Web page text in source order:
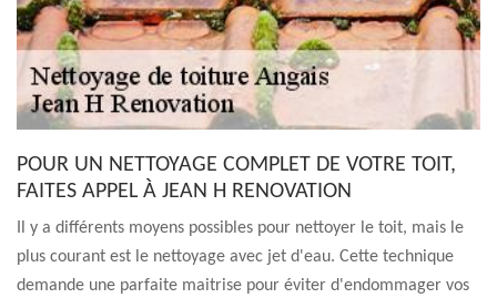
POUR UN NETTOYAGE COMPLET DE VOTRE TOIT,
FAITES APPEL À JEAN H RENOVATION
Il y a différents moyens possibles pour nettoyer le toit, mais le
plus courant est le nettoyage avec jet d'eau. Cette technique
demande une parfaite maitrise pour éviter d'endommager vos